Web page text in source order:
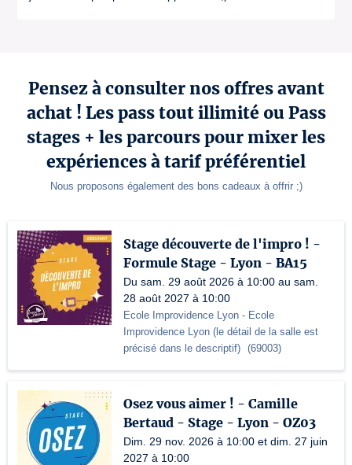
Pensez à consulter nos offres avant
achat ! Les pass tout illimité ou Pass
stages + les parcours pour mixer les
expériences à tarif préférentiel
Nous proposons également des bons cadeaux à offrir ;)
Stage découverte de l'impro ! -
Formule Stage - Lyon - BA15
Du sam. 29 août 2026 à 10:00 au sam.
28 août 2027 à 10:00
Ecole Improvidence Lyon - Ecole
Improvidence Lyon (le détail de la salle est
précisé dans le descriptif) (69003)
Osez vous aimer ! - Camille
Bertaud - Stage - Lyon - OZ03
Dim. 29 nov. 2026 à 10:00 et dim. 27 juin
2027 à 10:00